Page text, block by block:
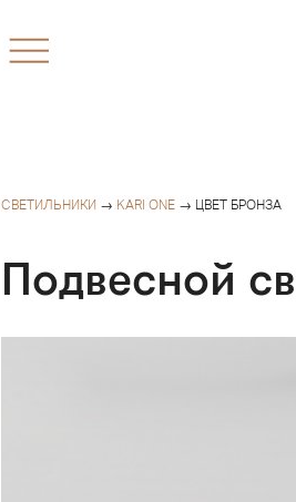
СВЕТИЛЬНИКИ → KARI ONE → ЦВЕТ БРОНЗА
Подвесной